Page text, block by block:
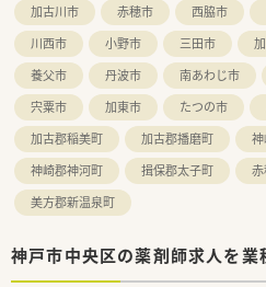
加古川市
赤穂市 西脇市
川西市
小野市 三田市
養父市
丹波市 南あわじ市
宍粟市
加東市 たつの市
加古郡稲美町
加古郡播磨町
神崎郡神河町
揖保郡太子町
美方郡新温泉町
神戸市中央区の薬剤師求人を業